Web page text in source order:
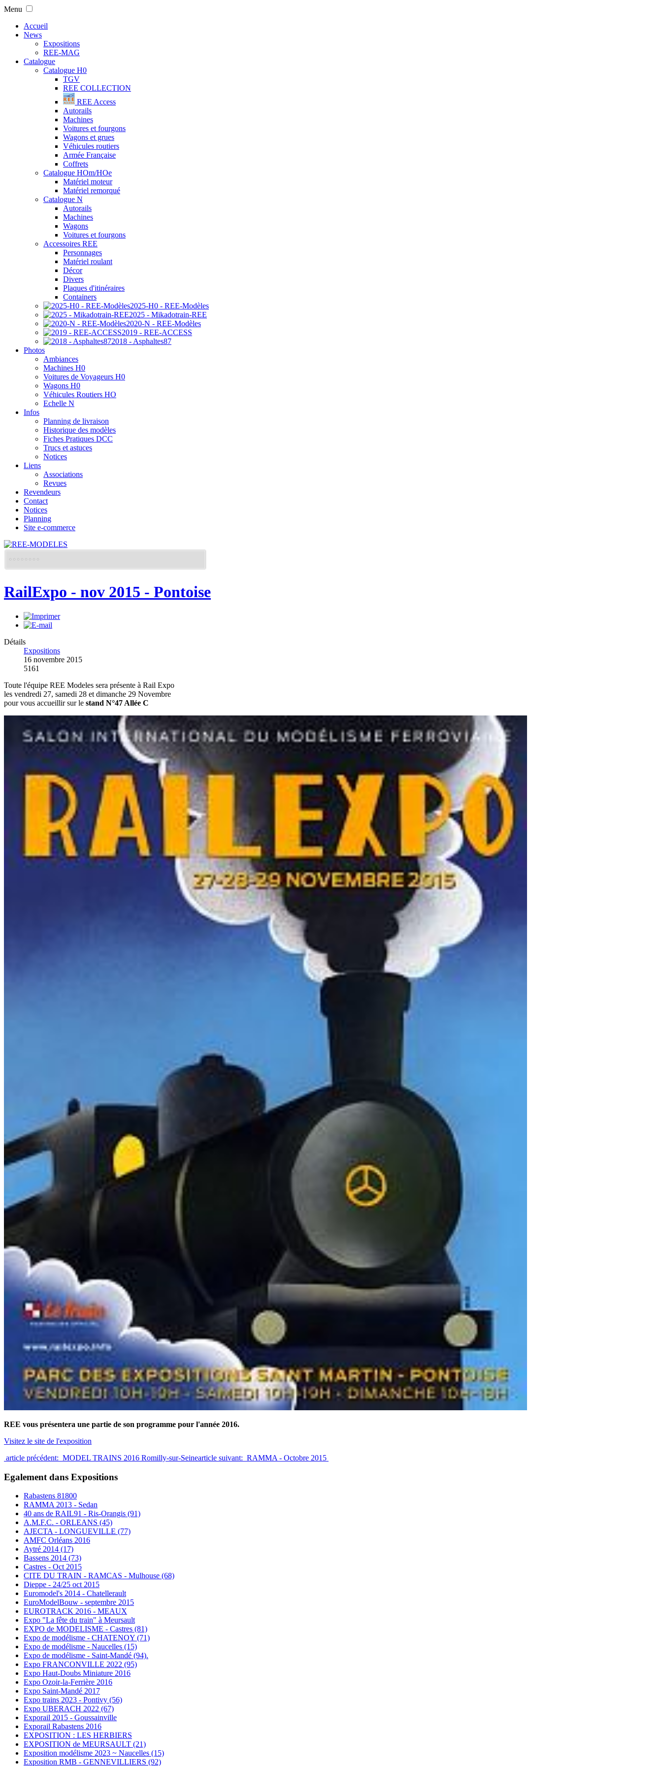
Menu
Accueil
News
Expositions
REE-MAG
Catalogue
Catalogue H0
TGV
REE COLLECTION
REE Access
Autorails
Machines
Voitures et fourgons
Wagons et grues
Véhicules routiers
Armée Française
Coffrets
Catalogue HOm/HOe
Matériel moteur
Matériel remorqué
Catalogue N
Autorails
Machines
Wagons
Voitures et fourgons
Accessoires REE
Personnages
Matériel roulant
Décor
Divers
Plaques d'itinéraires
Containers
2025-H0 - REE-Modèles
2025 - Mikadotrain-REE
2020-N - REE-Modèles
2019 - REE-ACCESS
2018 - Asphaltes87
Photos
Ambiances
Machines H0
Voitures de Voyageurs H0
Wagons H0
Véhicules Routiers HO
Echelle N
Infos
Planning de livraison
Historique des modèles
Fiches Pratiques DCC
Trucs et astuces
Notices
Liens
Associations
Revues
Revendeurs
Contact
Notices
Planning
Site e-commerce
RailExpo - nov 2015 - Pontoise
Détails
Expositions
16 novembre 2015
5161
Toute l'équipe REE Modeles sera présente à Rail Expo
les vendredi 27, samedi 28 et dimanche 29 Novembre
pour vous accueillir sur le stand N°47 Allée C
REE vous présentera une partie de son programme pour l'année 2016.
Visitez le site de l'exposition
article précédent: MODEL TRAINS 2016 Romilly-sur-Seinearticle suivant: RAMMA - Octobre 2015
Egalement dans Expositions
Rabastens 81800
RAMMA 2013 - Sedan
40 ans de RAIL91 - Ris-Orangis (91)
A.M.F.C. - ORLEANS (45)
AJECTA - LONGUEVILLE (77)
AMFC Orléans 2016
Aytré 2014 (17)
Bassens 2014 (73)
Castres - Oct 2015
CITE DU TRAIN - RAMCAS - Mulhouse (68)
Dieppe - 24/25 oct 2015
Euromodel's 2014 - Chatellerault
EuroModelBouw - septembre 2015
EUROTRACK 2016 - MEAUX
Expo "La fête du train" à Meursault
EXPO de MODELISME - Castres (81)
Expo de modélisme - CHATENOY (71)
Expo de modélisme - Naucelles (15)
Expo de modélisme - Saint-Mandé (94).
Expo FRANCONVILLE 2022 (95)
Expo Haut-Doubs Miniature 2016
Expo Ozoir-la-Ferrière 2016
Expo Saint-Mandé 2017
Expo trains 2023 - Pontivy (56)
Expo UBERACH 2022 (67)
Exporail 2015 - Goussainville
Exporail Rabastens 2016
EXPOSITION : LES HERBIERS
EXPOSITION de MEURSAULT (21)
Exposition modélisme 2023 ~ Naucelles (15)
Exposition RMB - GENNEVILLIERS (92)